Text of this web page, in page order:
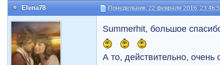
Elena78 Понедельник, 22 февраля 2016,
Summerhit, большое
А то, действительно,